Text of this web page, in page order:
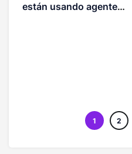
están usando agentes
1 2